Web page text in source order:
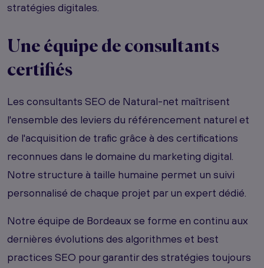
stratégies digitales.
Une équipe de consultants
certifiés
Les consultants SEO de Natural-net maîtrisent
l'ensemble des leviers du référencement naturel et
de l'acquisition de trafic grâce à des certifications
reconnues dans le domaine du marketing digital.
Notre structure à taille humaine permet un suivi
personnalisé de chaque projet par un expert dédié.
Notre équipe de Bordeaux se forme en continu aux
dernières évolutions des algorithmes et best
practices SEO pour garantir des stratégies toujours